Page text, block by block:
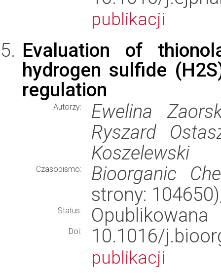
publikacji
Evaluation of
hydrogen sulfide
regulation
Autorzy:
Ewelina
Ryszard
Koszelewski
Czasopismo:
Bioorganic
strony:
Status: Opublikowana
Doi: 10.1016/
publikacji